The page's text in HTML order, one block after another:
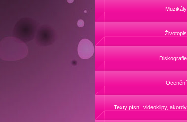
Muzikály
Životopis
Diskografie
Ocenění
Texty písní, videoklipy, akordy